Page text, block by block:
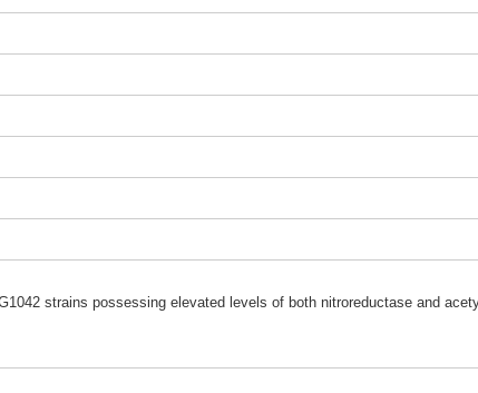
2 strains possessing elevated level s of both nitroreductase and